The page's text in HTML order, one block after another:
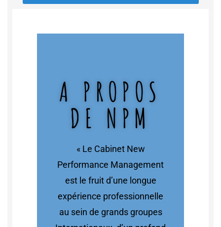
A PROPOS
DE NPM
« Le Cabinet New
Performance Management
est le fruit d’une longue
expérience professionnelle
au sein de grands groupes